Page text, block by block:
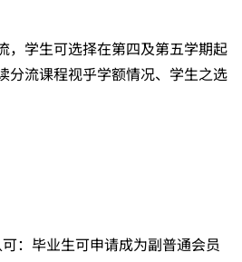
，学生可选择在第四及第五学期起
分流课程视乎学额情况、学生之选
：毕业生可申请成为副普通会员